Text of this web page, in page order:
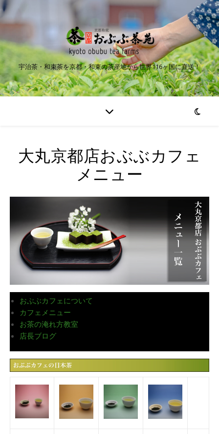
宇治茶・和束茶を京都・和束の茶産地から世界116ヶ国に直送！
大丸京都店おぶぶカフェ
メニュー
おぶぶカフェについて
カフェメニュー
お茶の淹れ方教室
店長ブログ